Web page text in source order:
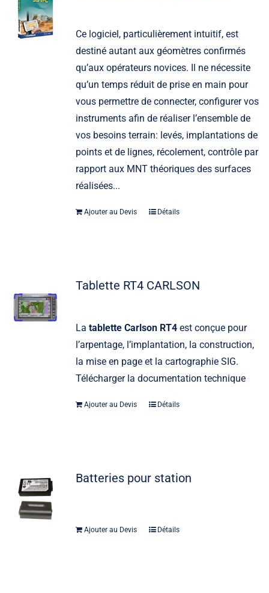
Ce logiciel, particulièrement intuitif, est
destiné autant aux géomètres confirmés
qu’aux opérateurs novices. Il ne nécessite
qu’un temps réduit de prise en main pour
vous permettre de connecter, configurer vos
instruments afin de réaliser l’ensemble de
vos besoins terrain: levés, implantations de
points et de lignes, récolement, contrôle par
rapport aux MNT théoriques des surfaces
réalisées...
Ajouter au Devis Détails
Tablette RT4 CARLSON
La tablette Carlson RT4est conçue pour
l’arpentage, l’implantation, la construction,
la mise en page et la cartographie SIG.
Télécharger la documentation technique
Ajouter au Devis Détails
Batteries pour station
Ajouter au Devis Détails